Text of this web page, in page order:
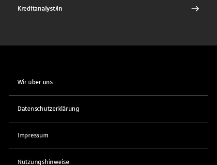
Kreditanalyst/In
Wir über uns
Datenschutzerklärung
Impressum
Nutzungshinweise